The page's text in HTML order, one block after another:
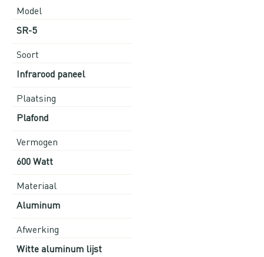
Model
SR-5
Soort
Infrarood paneel
Plaatsing
Plafond
Vermogen
600 Watt
Materiaal
Aluminum
Afwerking
Witte aluminum lijst